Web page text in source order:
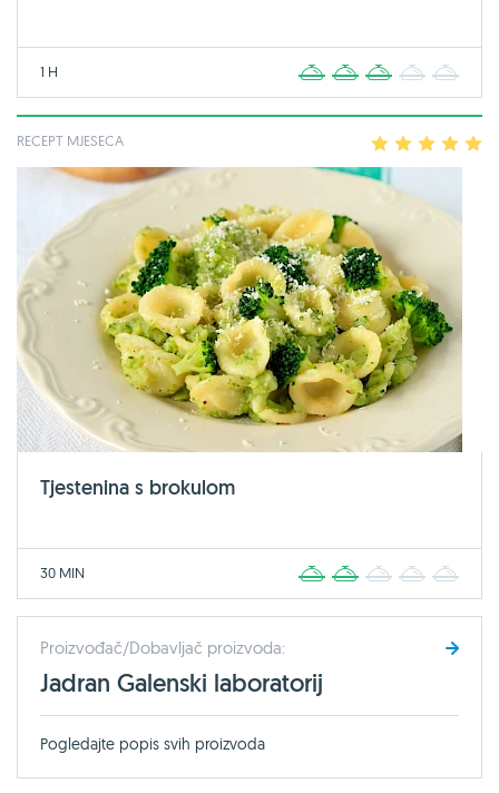
1 H 2 3 4
RECEPT MJESECA 2 3 4
Tjestenina s brokulom
30 MIN 2 3 4
Proizvođač/Dobavljač proizvoda:
Jadran Galenski laboratorij
Pogledajte popis svih proizvoda